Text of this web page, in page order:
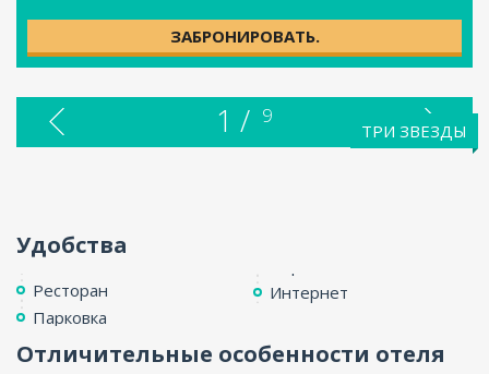
ЗАБРОНИРОВАТЬ.
ТРИ ЗВЕЗДЫ
1 / 9
Удобства
Ресторан
Парковка
Интернет
Отличительные особенности отеля